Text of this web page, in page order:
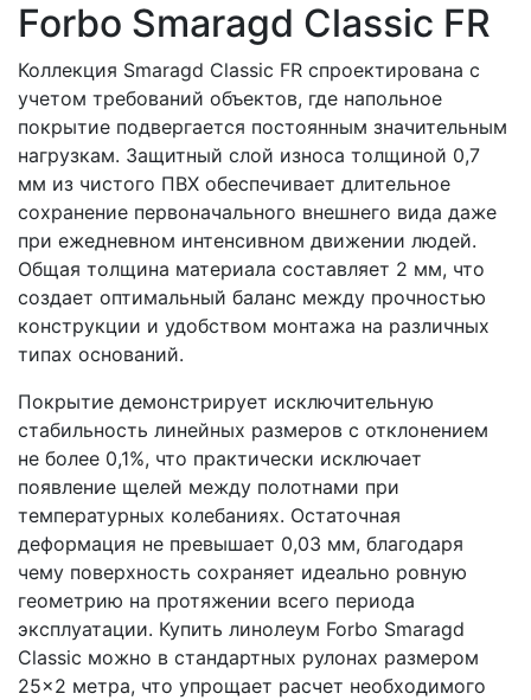
Forbo Smaragd Classic FR
Коллекция Smaragd Classic FR спроектирована с
учетом требований объектов, где напольное
покрытие подвергается постоянным значительным
нагрузкам. Защитный слой износа толщиной 0,7
мм из чистого ПВХ обеспечивает длительное
сохранение первоначального внешнего вида даже
при ежедневном интенсивном движении людей.
Общая толщина материала составляет 2 мм, что
создает оптимальный баланс между прочностью
конструкции и удобством монтажа на различных
типах оснований.
Покрытие демонстрирует исключительную
стабильность линейных размеров с отклонением
не более 0,1%, что практически исключает
появление щелей между полотнами при
температурных колебаниях. Остаточная
деформация не превышает 0,03 мм, благодаря
чему поверхность сохраняет идеально ровную
геометрию на протяжении всего периода
эксплуатации. Купить линолеум Forbo Smaragd
Classic можно в стандартных рулонах размером
25×2 метра, что упрощает расчет необходимого